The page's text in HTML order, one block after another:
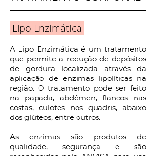
Lipo Enzimática
A Lipo Enzimática é um tratamento
que permite a redução de depósitos
de gordura localizada através da
aplicação de enzimas lipolíticas na
região. O tratamento pode ser feito
na papada, abdômen, flancos nas
costas, culotes nos quadris, abaixo
dos glúteos, entre outros.
As enzimas são produtos de
qualidade, segurança e são